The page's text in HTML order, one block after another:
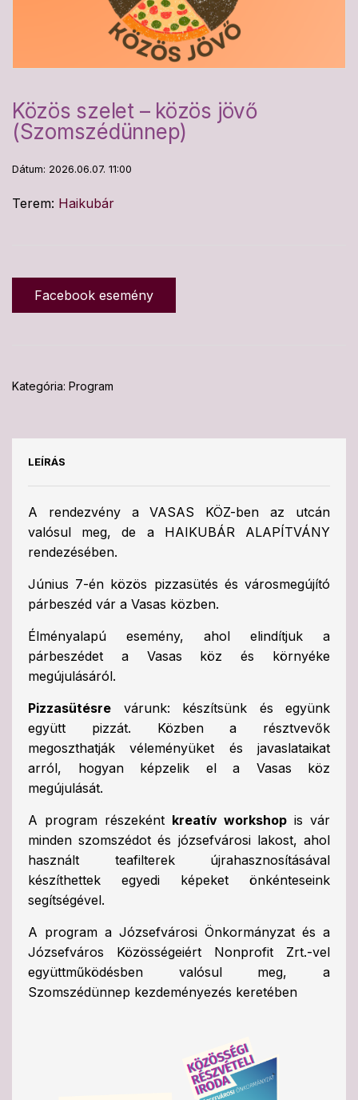
Közös szelet – közös jövő
(Szomszédünnep)
Dátum: 2026.06.07. 11:00
Terem: Haikubár
Facebook esemény
Kategória: Program
LEÍRÁS
A rendezvény a VASAS KÖZ-ben az utcán
valósul meg, de a HAIKUBÁR ALAPÍTVÁNY
rendezésében.
Június 7-én közös pizzasütés és városmegújító
párbeszéd vár a Vasas közben.
Élményalapú esemény, ahol elindítjuk a
párbeszédet a Vasas köz és környéke
megújulásáról.
Pizzasütésre várunk: készítsünk és együnk
együtt pizzát. Közben a résztvevők
megoszthatják véleményüket és javaslataikat
arról, hogyan képzelik el a Vasas köz
megújulását.
A program részeként kreatív workshop is vár
minden szomszédot és józsefvárosi lakost, ahol
használt teafilterek újrahasznosításával
készíthettek egyedi képeket önkénteseink
segítségével.
A program a Józsefvárosi Önkormányzat és a
Józsefváros Közösségeiért Nonprofit Zrt.-vel
együttműködésben valósul meg, a
Szomszédünnep kezdeményezés keretében